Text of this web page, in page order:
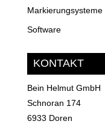
Markierungsysteme
Software
KONTAKT
Bein Helmut GmbH
Schnoran 174
6933 Doren